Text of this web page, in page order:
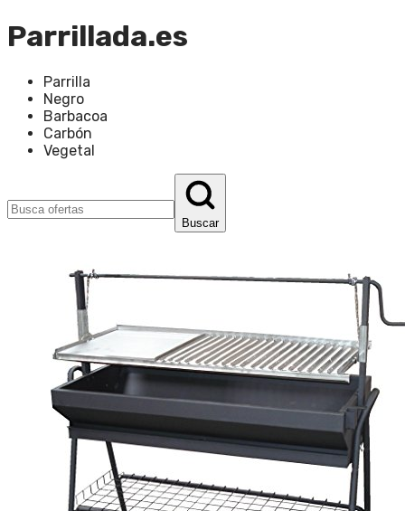
Parrillada.es
Parrilla
Negro
Barbacoa
Carbón
Vegetal
Buscar